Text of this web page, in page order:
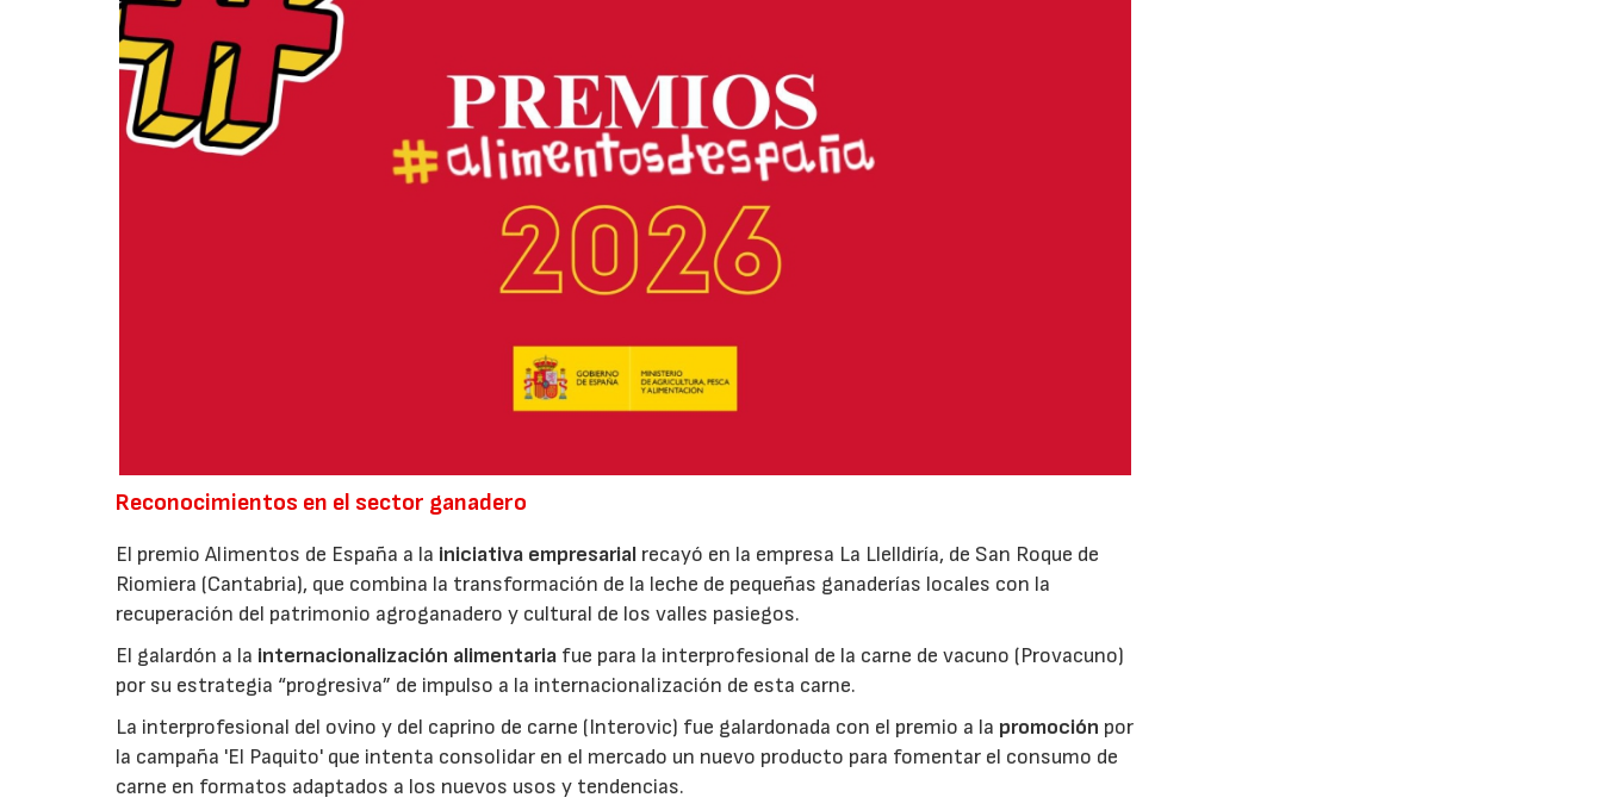
Reconocimientos en el sector ganadero
El premio Alimentos de España a la iniciativa empresarial recayó en la empresa La Llelldiría, de San Roque de
Riomiera (Cantabria), que combina la transformación de la leche de pequeñas ganaderías locales con la
recuperación del patrimonio agroganadero y cultural de los valles pasiegos.
El galardón a la internacionalización alimentaria fue para la interprofesional de la carne de vacuno (Provacuno)
por su estrategia “progresiva” de impulso a la internacionalización de esta carne.
La interprofesional del ovino y del caprino de carne (Interovic) fue galardonada con el premio a la promoción por
la campaña 'El Paquito' que intenta consolidar en el mercado un nuevo producto para fomentar el consumo de
carne en formatos adaptados a los nuevos usos y tendencias.